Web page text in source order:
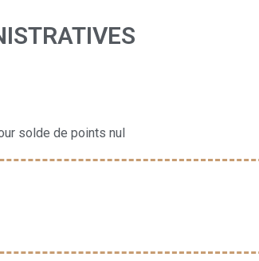
solde de points nul